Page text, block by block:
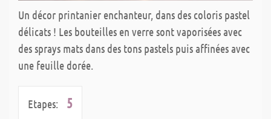
Un décor printanier enchanteur, dans des coloris pastel
délicats ! Les bouteilles en verre sont vaporisées avec
des sprays mats dans des tons pastels puis affinées avec
une feuille dorée.
Etapes: 5